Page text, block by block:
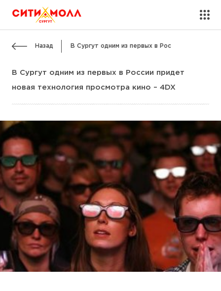
Назад В Сургут одним из первых в Рос
В Сургут одним из первых в России придет
новая технология просмотра кино – 4DX